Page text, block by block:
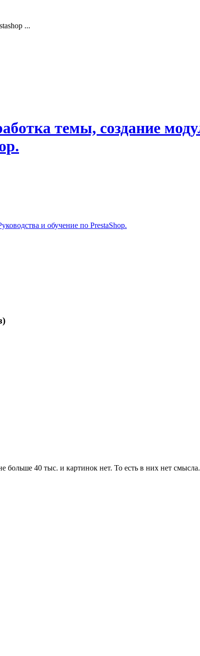
...
и обучение по PrestaShop.
больше 40 тыс. и картинок нет. То есть в них нет смысла.